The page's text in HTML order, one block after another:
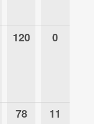
120 0
78 11